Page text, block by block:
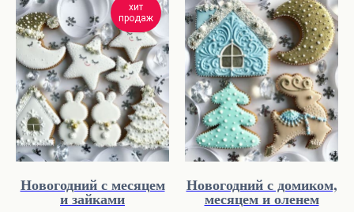
хит
продаж
Новогодний с месяцем
и зайками
Новогодний с домиком,
месяцем и оленем